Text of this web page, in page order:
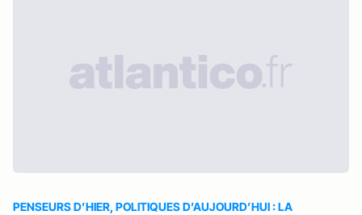
PENSEURS D’HIER, POLITIQUES D’AUJOURD’HUI : LA